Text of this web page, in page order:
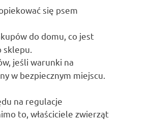
się psem
do domu, co jest
sklepu.
jeśli warunki na
w bezpiecznym miejscu.
na regulacje
to, właściciele zwierząt